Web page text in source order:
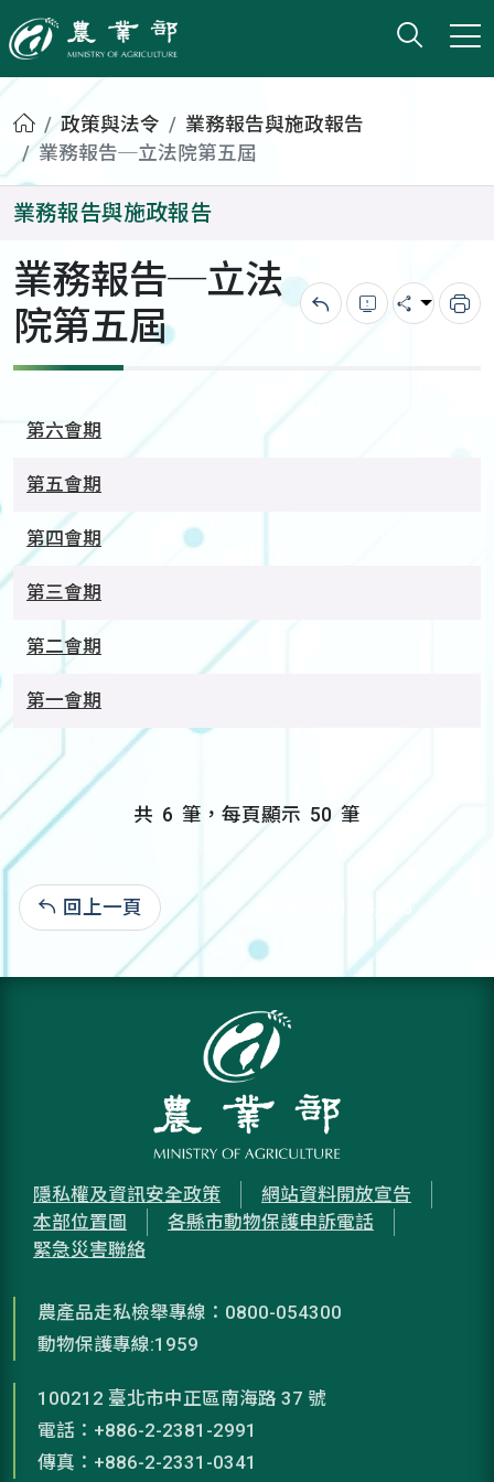
農業部
打開
小版
首頁政策與法令
業務報告與施政報告
業務報告─立法院第五屆
業務報告與施政報告
業務報告─立法
院第五屆
回上一頁錯誤回報
分享 列
第六會期
第五會期
第四會期
第三會期
第二會期
第一會期
共 6 筆，每頁顯示 50 筆
回上一頁 自94.03.01:24,145
隱私權及資訊安全政策
網站資料開放宣告
本部位置圖
各縣市動物保護申訴電話
緊急災害聯絡
農產品走私檢舉專線：0800-054300
動物保護專線:1959
100212 臺北市中正區南海路 37 號
電話：+886-2-2381-2991
傳真：+886-2-2331-0341